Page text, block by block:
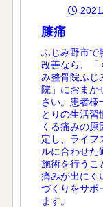
膝痛
ふじみ野市で
改善なら、「
み整骨院ふじ
院」におまか
さい。患者様
とりの生活習
くる痛みの原
定し、ライフ
ルに合わせた
施術を行うこ
痛みが出にく
づくりをサポ
ます。